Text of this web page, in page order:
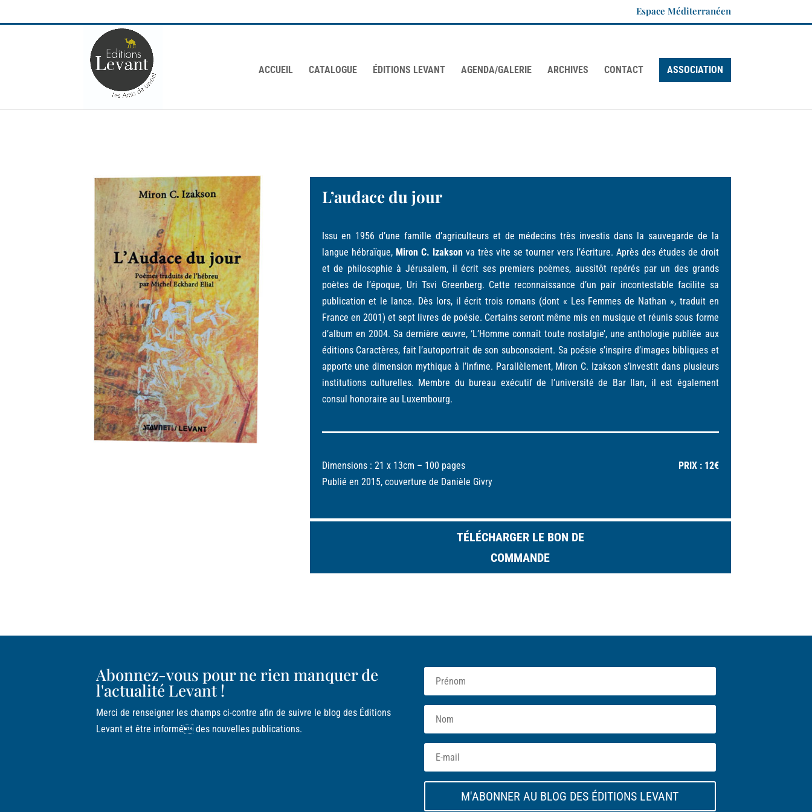
Espace Méditerranéen
ACCUEIL CATALOGUE ÉDITIONS LEVANT AGENDA/GALERIE ARCHIVES CONTACT ASSOCIATION
L’audace du jour
Issu en 1956 d’une famille d’agriculteurs et de médecins très investis dans la sauvegarde de la
langue hébraïque, Miron C. Izaksonva très vite se tourner vers l’écriture. Après des études de droit
et de philosophie à Jérusalem, il écrit ses premiers poèmes, aussitôt repérés par un des grands
poètes de l’époque, Uri Tsvi Greenberg. Cette reconnaissance d’un pair incontestable facilite sa
publication et le lance. Dès lors, il écrit trois romans (dont « Les Femmes de Nathan », traduit en
France en 2001) et sept livres de poésie. Certains seront même mis en musique et réunis sous forme
d’album en 2004. Sa dernière œuvre, ‘L’Homme connaît toute nostalgie’, une anthologie publiée aux
éditions Caractères, fait l’autoportrait de son subconscient. Sa poésie s’inspire d’images bibliques et
apporte une dimension mythique à l’infime. Parallèlement, Miron C. Izakson s’investit dans plusieurs
institutions culturelles. Membre du bureau exécutif de l’université de Bar Ilan, il est également
consul honoraire au Luxembourg.
Dimensions : 21 x 13cm – 100 pages
Publié en 2015, couverture de Danièle Givry
PRIX : 12€
TÉLÉCHARGER LE BON DE
COMMANDE
Abonnez-vous pour ne rien manquer de
l'actualité Levant !
Merci de renseigner les champs ci-contre afin de suivre le blog des Éditions
Levant et être informé des nouvelles publications.
M'ABONNER AU BLOG DES ÉDITIONS LEVANT